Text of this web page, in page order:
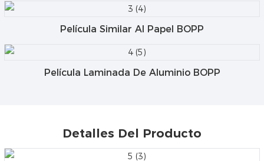
Película Similar Al Papel BOPP
Película Laminada De Aluminio BOPP
Detalles Del Producto